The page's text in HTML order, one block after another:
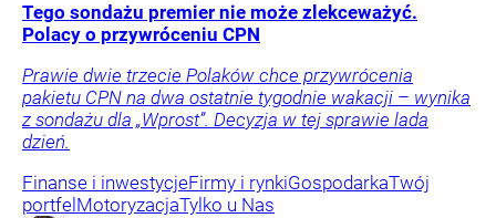
Tego sondażu premier nie może zlekceważyć.
Polacy o przywróceniu CPN
Prawie dwie trzecie Polaków chce przywrócenia
pakietu CPN na dwa ostatnie tygodnie wakacji – wynika
z sondażu dla „Wprost”. Decyzja w tej sprawie lada
dzień.
Finanse i inwestycjeFirmy i rynkiGospodarkaTwój
portfel MotoryzacjaTylko u Nas